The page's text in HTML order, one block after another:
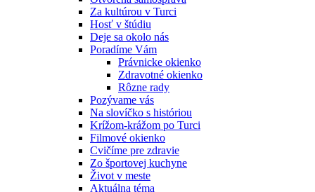
Za kultúrou v Turci
Hosť v štúdiu
Deje sa okolo nás
Poradíme Vám
Právnicke okienko
Zdravotné okienko
Rôzne rady
Pozývame vás
Na slovíčko s históriou
Krížom-krážom po Turci
Filmové okienko
Cvičíme pre zdravie
Zo športovej kuchyne
Život v meste
Aktuálna téma